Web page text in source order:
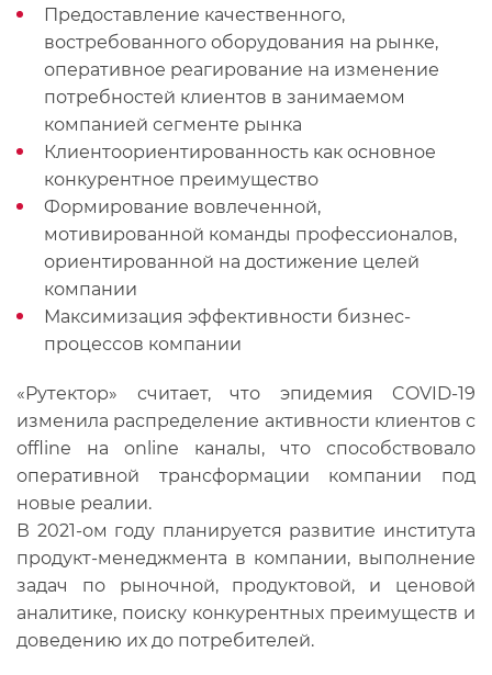
Предоставление качественного,
востребованного оборудования на рынке,
оперативное реагирование на изменение
потребностей клиентов в занимаемом
компанией сегменте рынка
Клиентоориентированность как основное
конкурентное преимущество
Формирование вовлеченной,
мотивированной команды профессионалов,
ориентированной на достижение целей
компании
Максимизация эффективности бизнес-
процессов компании
«Рутектор» считает, что эпидемия COVID-19
изменила распределение активности клиентов с
offline на online каналы, что способствовало
оперативной трансформации компании под
новые реалии.
В 2021-ом году планируется развитие института
продукт-менеджмента в компании, выполнение
задач по рыночной, продуктовой, и ценовой
аналитике, поиску конкурентных преимуществ и
доведению их до потребителей.